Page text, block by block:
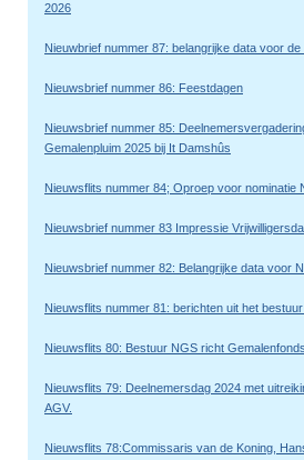
2026
Nieuwbrief nummer 87: belangrijke data voor
Nieuwsbrief nummer 86: Feestdagen
Nieuwsbrief nummer 85:
Gemalenpluim 2025 bij It Damshûs
Nieuwsflits nummer 84; Oproep voor nominatie
Nieuwsbrief nummer 83 Impressie
Nieuwsbrief nummer 82: Belangrijke data voor
Nieuwsflits nummer 81: berichten uit het
Nieuwsflits 80: Bestuur NGS richt
Nieuwsflits 79: Deelnemersdag 2024 met
AGV.
Nieuwsflits 78:Commissaris van de Koning,